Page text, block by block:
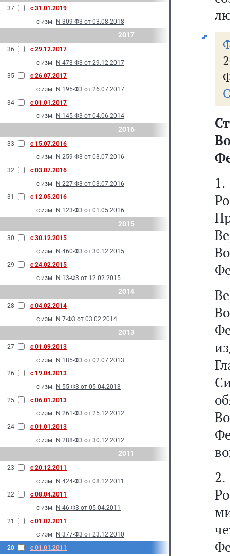
37
с 31.01.2019
с изм. N 309-Ф3 от 03.08.2018
2017
36
с 29.12.2017
с изм. N 473-Ф3 от 29.12.2017
35
с 26.07.2017
с изм. N 195-Ф3 от 26.07.2017
34
с 01.01.2017
с изм. N 145-Ф3 от 04.06.2014
2016
33
с 15.07.2016
с изм. N 259-Ф3 от 03.07.2016
32
с 03.07.2016
с изм. N 227-Ф3 от 03.07.2016
31
с 12.05.2016
с изм. N 123-Ф3 от 01.05.2016
2015
30
с 30.12.2015
с изм. N 460-Ф3 от 30.12.2015
29
с 24.02.2015
с изм. N 13-Ф3 от 12.02.2015
2014
28
с 04.02.2014
с изм. N 7-Ф3 от 03.02.2014
2013
27
с 01.09.2013
с изм. N 185-Ф3 от 02.07.2013
26
с 19.04.2013
с изм. N 55-Ф3 от 05.04.2013
25
с 06.01.2013
с изм. N 261-Ф3 от 25.12.2012
24
с 01.01.2013
с изм. N 288-Ф3 от 30.12.2012
2011
23
с 20.12.2011
с изм. N 424-Ф3 от 08.12.2011
22
с 08.04.2011
с изм. N 46-Ф3 от 05.04.2011
21
с 01.02.2011
с изм. N 377-Ф3 от 23.12.2010
20
с 01.01.2011